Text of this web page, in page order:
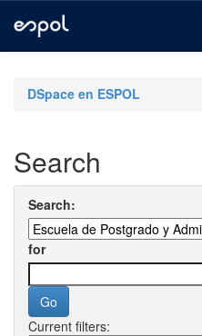
navigationDSpace en ESPOL
Search
Search:
for
Current filters: